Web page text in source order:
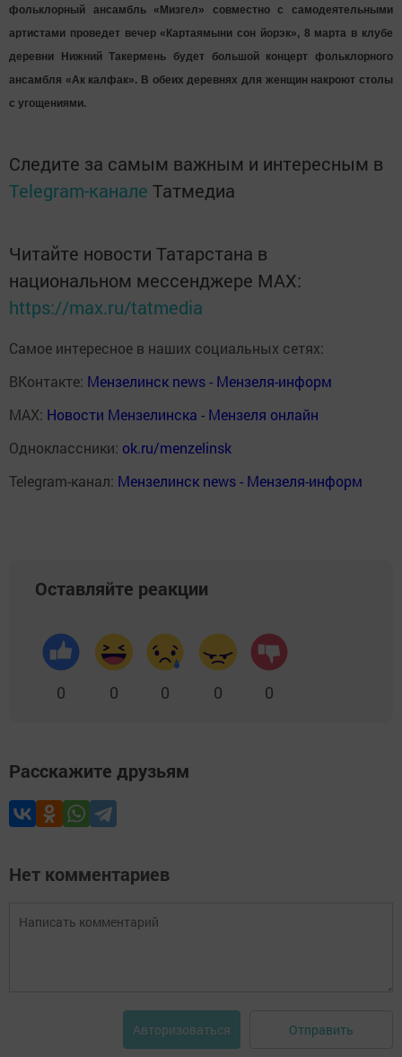
фольклорный ансамбль «Мизгел» совместно с самодеятельными
артистами проведет вечер «Картаямыни сон йорэк», 8 марта в клубе
деревни Нижний Такермень будет большой концерт фольклорного
ансамбля «Ак калфак». В обеих деревнях для женщин накроют столы
с угощениями.
Следите за самым важным и интересным в
Telegram-канале Татмедиа
Читайте новости Татарстана в
национальном мессенджере MАХ:
https://max.ru/tatmedia
Самое интересное в наших социальных сетях:
ВКонтакте: Мензелинск news - Мензеля-информ
MAX: Новости Мензелинска - Мензеля онлайн
Одноклассники: ok.ru/menzelinsk
Telegram-канал: Мензелинск news - Мензеля-информ
Оставляйте реакции
0 0 0 0 0
Расскажите друзьям
Нет комментариев
Авторизоваться Отправить